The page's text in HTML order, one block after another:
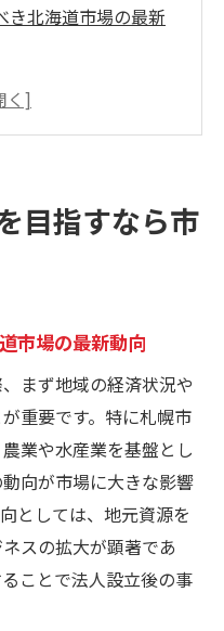
き北海道市場の最新
した法人設立の基礎
与える影響と可能性
目される産業分野の
独自のビジネスチャ
別町の法人設立戦略
法人設立に与える影
目指すなら市
市場の最新動向
まず地域の経済状況や
重要です。特に札幌市
業や水産業を基盤とし
向が市場に大きな影響
としては、地元資源を
スの拡大が顕著であ
ことで法人設立後の事